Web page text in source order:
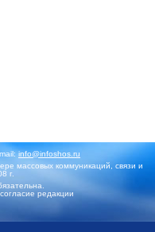
info@infoshos.ru
массовых коммуникаций, связи и
г.
редакции